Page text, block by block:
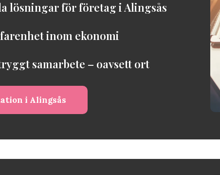
lösningar för företag i Alingsås
inom ekonomi
samarbete – oavsett ort
i Alingsås